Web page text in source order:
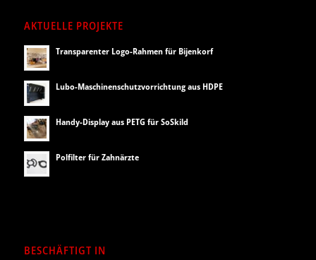
AKTUELLE PROJEKTE
Transparenter Logo-Rahmen für Bijenkorf
Lubo-Maschinenschutzvorrichtung aus HDPE
Handy-Display aus PETG für SoSkild
Polfilter für Zahnärzte
BESCHÄFTIGT IN